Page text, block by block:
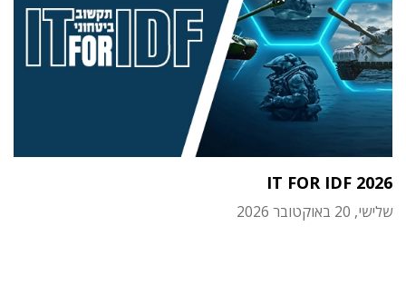
IT FOR IDF 2026
שלישי, 20 באוקטובר 2026